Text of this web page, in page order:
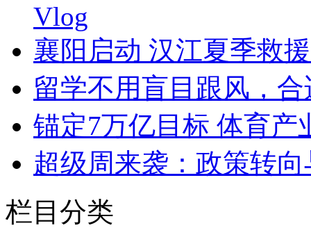
Vlog
襄阳启动 汉江夏季救
留学不用盲目跟风，
锚定7万亿目标 体育产
超级周来袭：政策转
栏目分类